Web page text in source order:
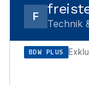
F
Technik
BDW PLUS